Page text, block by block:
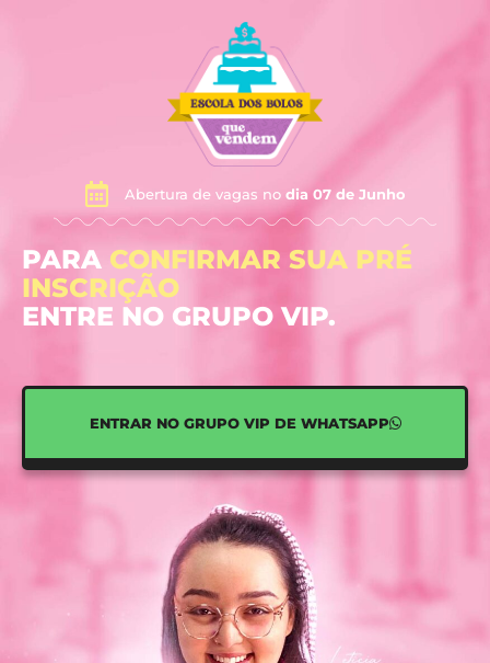
Abertura de vagas no dia 07 de Junho
PARA CONFIRMAR SUA PRÉ
INSCRIÇÃO
ENTRE NO GRUPO VIP.
ENTRAR NO GRUPO VIP DE WHATSAPP